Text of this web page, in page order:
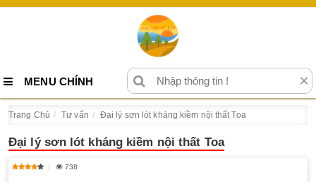
MENU CHÍNH ×
Trang Chủ Tư vấn Đại lý sơn lót kháng kiềm nội thất Toa
Đại lý sơn lót kháng kiềm nội thất Toa
738